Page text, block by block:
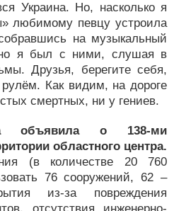
Украина. Но, насколько я
любимому певцу устроила
на музыкальный
я был с ними, слушая в
Друзья, берегите себя,
Как видим, на дороге
смертных, ни у гениев.
объявила о 138-ми
областного центра.
(в количестве 20 760
76 сооружений, 62 –
из-за повреждения